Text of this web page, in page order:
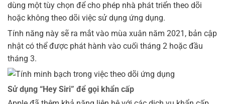
dùng một tùy chọn để cho phép nhà phát triển theo dõi
hoặc không theo dõi việc sử dụng ứng dụng.
Tính năng này sẽ ra mắt vào mùa xuân năm 2021, bản cập
nhật có thể được phát hành vào cuối tháng 2 hoặc đầu
tháng 3.
Sử dụng “Hey Siri” để gọi khẩn cấp